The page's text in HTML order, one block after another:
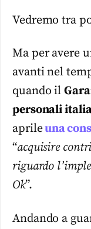
Vedremo tra
Ma per avere
avanti nel
quando il
personali
aprileuna
“acquisire
riguardo
Ok”.
Andando a